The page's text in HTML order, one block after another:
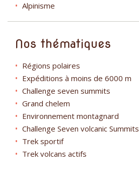
Alpinisme
Nos thématiques
Régions polaires
Expéditions à moins de 6000 m
Challenge seven summits
Grand chelem
Environnement montagnard
Challenge Seven volcanic Summits
Trek sportif
Trek volcans actifs